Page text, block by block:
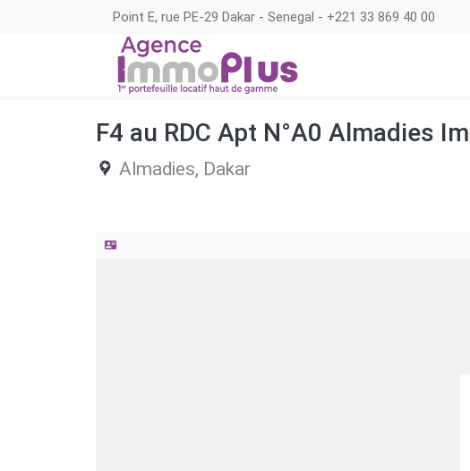
Point E, rue PE-29 Dakar - Senegal - +221 33 869 40 00
F4 au RDC Apt N°A0 Almadies
Almadies, Dakar